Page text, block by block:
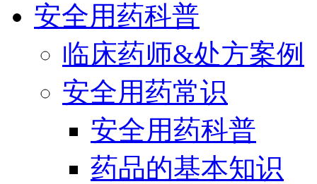
安全用药科普
临床药师&处方案例
安全用药常识
安全用药科普
药品的基本知识